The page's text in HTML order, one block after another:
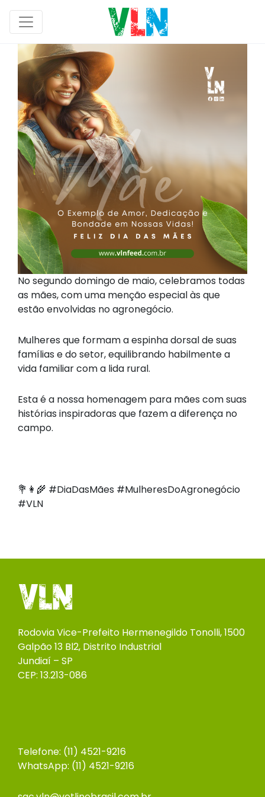
No segundo domingo de maio, celebramos todas
as mães,com uma menção especial às que
estão envolvidas noagronegócio.
Mulheres que formam a espinha dorsal de suas
famílias e dosetor, equilibrando habilmente a
vida familiar com a lida rural.
Esta é a nossa homenagem para mães com suas
histórias inspiradoras que fazem a diferença no
campo.
💐👩‍🌾 #DiaDasMães #MulheresDoAgronegócio
#VLN
Rodovia Vice-Prefeito Hermenegildo Tonolli, 1500
Galpão 13 Bl2, Distrito Industrial
Jundiaí – SP
CEP: 13.213-086
Telefone: (11) 4521-9216
WhatsApp: (11) 4521-9216